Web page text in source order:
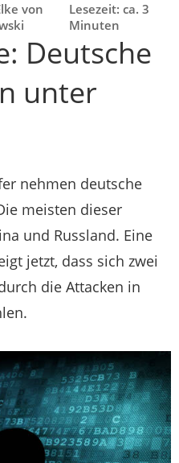
von
Lesezeit: ca. 3
Minuten
Deutsche
unter
nehmen deutsche
meisten dieser
und Russland. Eine
jetzt, dass sich zwei
die Attacken in